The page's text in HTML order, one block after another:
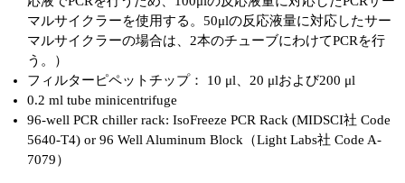
マルサイクラーを使用する。50μlの反応液量に対応したサー
マルサイクラーの場合は、2本のチューブにわけてPCRを行
う。）
フィルターピペットチップ： 10 μl、20 μlおよび200 μl
0.2 ml tube minicentrifuge
96-well PCR chiller rack: IsoFreeze PCR Rack (MIDSCI社 Code
5640-T4) or 96 Well Aluminum Block（Light Labs社 Code A-
7079）